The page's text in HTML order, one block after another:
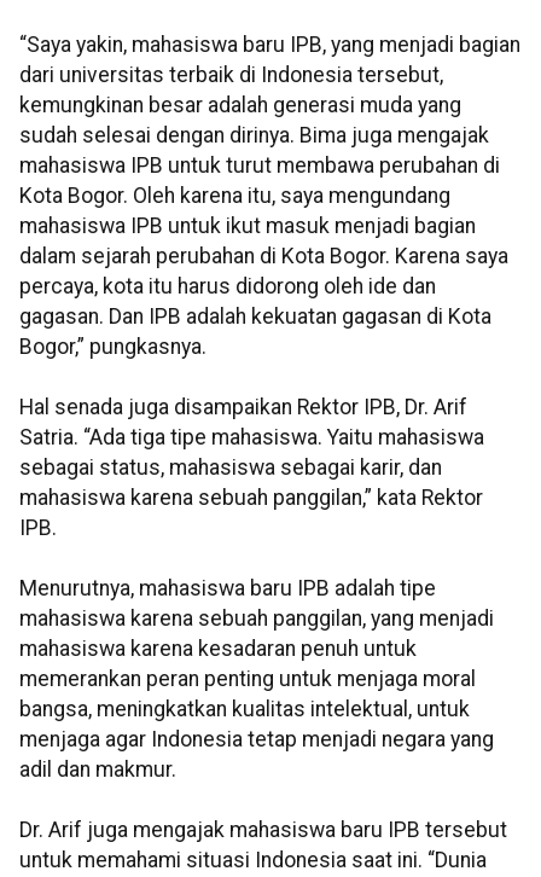
“Saya yakin, mahasiswa baru IPB, yang menjadi bagian
dari universitas terbaik di Indonesia tersebut,
kemungkinan besar adalah generasi muda yang
sudah selesai dengan dirinya. Bima juga mengajak
mahasiswa IPB untuk turut membawa perubahan di
Kota Bogor. Oleh karena itu, saya mengundang
mahasiswa IPB untuk ikut masuk menjadi bagian
dalam sejarah perubahan di Kota Bogor. Karena saya
percaya, kota itu harus didorong oleh ide dan
gagasan. Dan IPB adalah kekuatan gagasan di Kota
Bogor,” pungkasnya.
Hal senada juga disampaikan Rektor IPB, Dr. Arif
Satria. “Ada tiga tipe mahasiswa. Yaitu mahasiswa
sebagai status, mahasiswa sebagai karir, dan
mahasiswa karena sebuah panggilan,” kata Rektor
IPB.
Menurutnya, mahasiswa baru IPB adalah tipe
mahasiswa karena sebuah panggilan, yang menjadi
mahasiswa karena kesadaran penuh untuk
memerankan peran penting untuk menjaga moral
bangsa, meningkatkan kualitas intelektual, untuk
menjaga agar Indonesia tetap menjadi negara yang
adil dan makmur.
Dr. Arif juga mengajak mahasiswa baru IPB tersebut
untuk memahami situasi Indonesia saat ini. “Dunia